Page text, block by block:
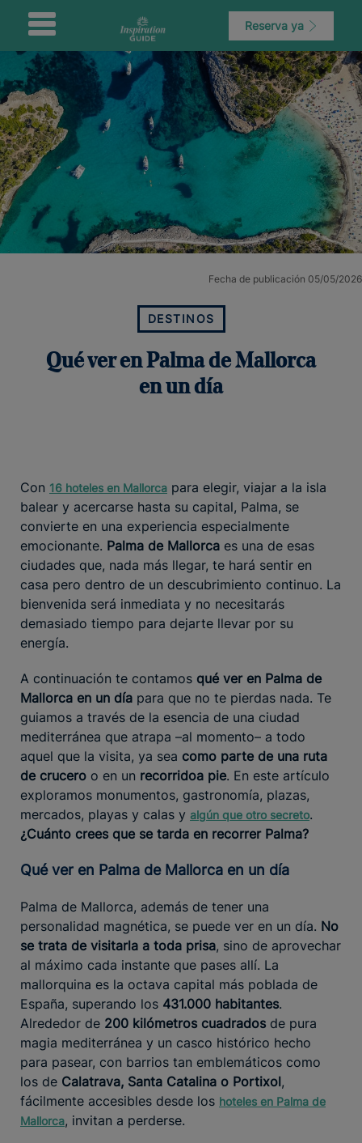
Reserva ya
Fecha de publicación 05/05/2026
DESTINOS
Qué ver en Palma de Mallorca
en un día
Con 16 hoteles en Mallorca para elegir, viajar a la isla
balear y acercarse hasta su capital, Palma, se
convierte en una experiencia especialmente
emocionante. Palma de Mallorca es una de esas
ciudades que, nada más llegar, te hará sentir en
casa pero dentro de un descubrimiento continuo. La
bienvenida será inmediata y no necesitarás
demasiado tiempo para dejarte llevar por su
energía.
A continuación te contamos qué ver en Palma de
Mallorca en un día para que no te pierdas nada. Te
guiamos a través de la esencia de una ciudad
mediterránea que atrapa –al momento– a todo
aquel que la visita, ya sea como parte de una ruta
de crucero o en un recorridoa pie. En este artículo
exploramos monumentos, gastronomía, plazas,
mercados, playas y calas y algún que otro secreto.
¿Cuánto crees que se tarda en recorrer Palma?
Qué ver en Palma de Mallorca en un día
Palma de Mallorca, además de tener una
personalidad magnética, se puede ver en un día. No
se trata de visitarla a toda prisa, sino de aprovechar
al máximo cada instante que pases allí. La
mallorquina es la octava capital más poblada de
España, superando los 431.000 habitantes.
Alrededor de 200 kilómetros cuadrados de pura
magia mediterránea y un casco histórico hecho
para pasear, con barrios tan emblemáticos como
los de Calatrava, Santa Catalina o Portixol,
fácilmente accesibles desde los hoteles en Palma de
Mallorca, invitan a perderse.